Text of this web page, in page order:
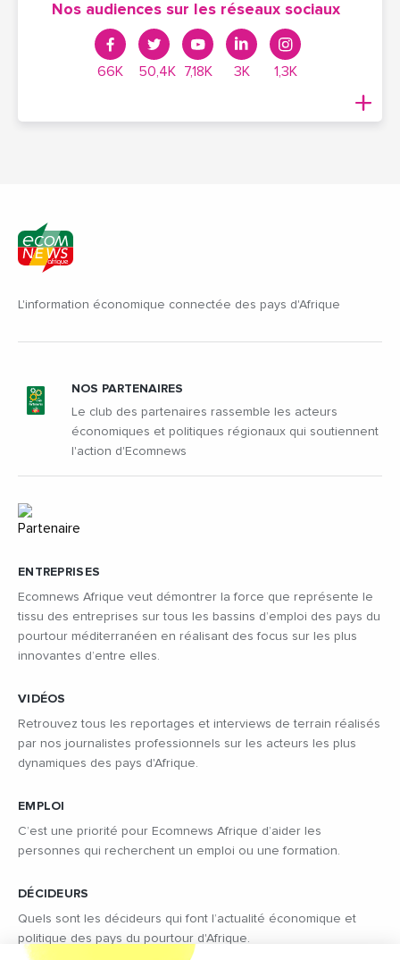
Nos audiences sur les réseaux sociaux
66K 50,4K 7,18K 3K 1,3K
L'information économique connectée des pays d'Afrique
ENTREPRISES
Ecomnews Afrique veut démontrer la force que représente le
tissu des entreprises sur tous les bassins d’emploi des pays du
pourtour méditerranéen en réalisant des focus sur les plus
innovantes d’entre elles.
VIDÉOS
Retrouvez tous les reportages et interviews de terrain réalisés
par nos journalistes professionnels sur les acteurs les plus
dynamiques des pays d'Afrique.
EMPLOI
C’est une priorité pour Ecomnews Afrique d’aider les
personnes qui recherchent un emploi ou une formation.
DÉCIDEURS
Quels sont les décideurs qui font l’actualité économique et
politique des pays du pourtour d'Afrique.
NOS PARTENAIRES
Le club des partenaires rassemble les acteurs
économiques et politiques régionaux qui soutiennent
l'action d'Ecomnews